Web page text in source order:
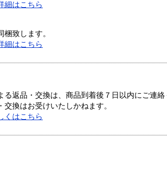
細はこちら
梱致します。
細はこちら
る返品・交換は、商品到着後７日以内にご連
交換はお受けいたしかねます。
くはこちら